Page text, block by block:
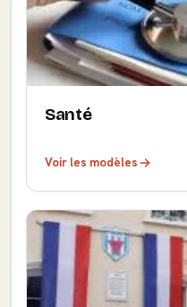
Santé
Voir les modèles